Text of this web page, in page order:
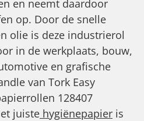
en neemt daardoor
op. Door de snelle
olie is deze industrierol
in de werkplaats, bouw,
en grafische
van Tork Easy
128407
juiste hygiënepapier is